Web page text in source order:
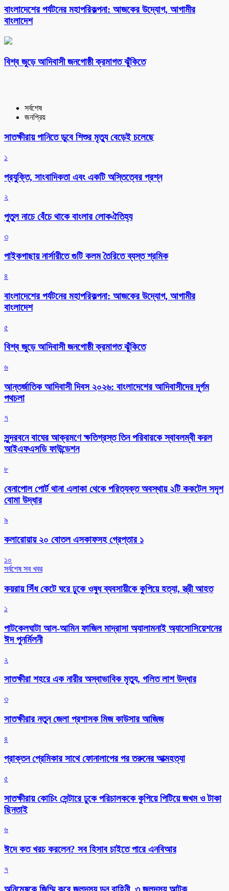
বাংলাদেশের পর্যটনের মহাপরিকল্পনা: আজকের উদ্যোগ, আগামীর
বাংলাদেশ
বিশ্ব জুড়ে আদিবাসী জনগোষ্ঠী ক্রমাগত ঝুঁকিতে
সর্বশেষ
জনপ্রিয়
সাতক্ষীরায় পানিতে ডুবে শিশুর মৃত্যু বেড়েই চলেছে
১
প্রযুক্তি, সাংবাদিকতা এবং একটি অস্তিত্বের প্রশ্ন
২
পুতুল নাচে বেঁচে থাকে বাংলার লোকঐতিহ্য
৩
পাইকগাছায় নার্সারীতে গুটি কলম তৈরিতে ব্যস্ত শ্রমিক
৪
বাংলাদেশের পর্যটনের মহাপরিকল্পনা: আজকের উদ্যোগ, আগামীর
বাংলাদেশ
৫
বিশ্ব জুড়ে আদিবাসী জনগোষ্ঠী ক্রমাগত ঝুঁকিতে
৬
আন্তর্জাতিক আদিবাসী দিবস ২০২৬: বাংলাদেশের আদিবাসীদের দূর্গম
পথচলা
৭
সুন্দরবনে বাঘের আক্রমণে ক্ষতিগ্রস্ত তিন পরিবারকে স্বাবলম্বী করল
আইএফএসডি ফাউন্ডেশন
৮
বেনাপোল পোর্ট থানা এলাকা থেকে পরিত্যক্ত অবস্থায় ২টি ককটেল সদৃশ
বোমা উদ্ধার
৯
কলারোয়ায় ২০ বোতল এসকাফসহ গ্রেপ্তার ১
১০
সর্বশেষ সব খবর
কয়রায় সিঁধ কেটে ঘরে ঢুকে ওষুধ ব্যবসায়ীকে কুপিয়ে হত্যা, স্ত্রী আহত
১
পাটকেলঘাটা আল-আমিন ফাজিল মাদ্রাসা অ্যালামনাই অ্যাসোসিয়েশনের
ঈদ পুনর্মিলনী
২
সাতক্ষীরা শহরে এক নারীর অস্বাভাবিক মৃত্যু, গলিত লাশ উদ্ধার
৩
সাতক্ষীরার নতুন জেলা প্রশাসক মিজ কাউসার আজিজ
৪
প্রাক্তন প্রেমিকার সাথে ফোনালাপের পর তরুনের আত্মহত্যা
৫
সাতক্ষীরায় কোচিং সেন্টারে ঢুকে পরিচালককে কুপিয়ে পিটিয়ে জখম ও টাকা
ছিনতাই
৬
ঈদে কত খরচ করলেন? সব হিসাব চাইতে পারে এনবিআর
৭